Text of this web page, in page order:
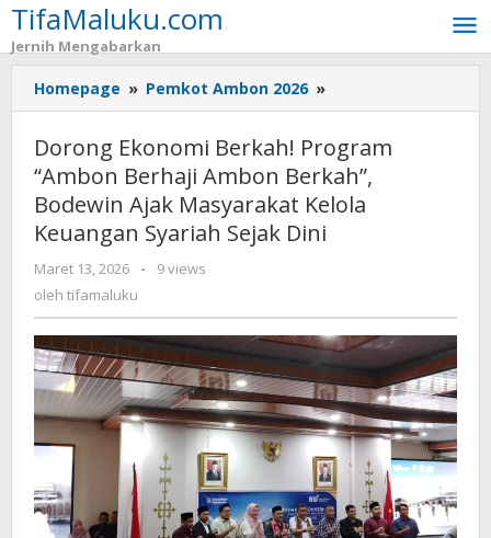
Lewati
ke
konten
TifaMaluku.com
Jernih Mengabarkan
Homepage » Pemkot Ambon 2026 »
Ekonomi
Program
“Ambon
Berhaji
Masyarakat
Kelola
Keuangan
Syariah
Sejak
Dini
Dorong Ekonomi Berkah! Program
“Ambon Berhaji Ambon Berkah”,
Bodewin Ajak Masyarakat Kelola
Keuangan Syariah Sejak Dini
Maret 13, 2026
oleh
-
9 views
oleh tifamaluku